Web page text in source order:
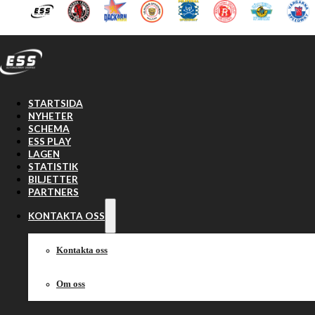
Hoppa till huvudinnehåll Hoppa till sidfot
STARTSIDA
NYHETER
SCHEMA
ESS PLAY
LAGEN
STATISTIK
BILJETTER
PARTNERS
KONTAKTA OSS
Kontakta oss
Om oss